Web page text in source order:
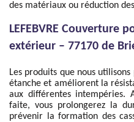
des matériaux ou réduction
LEFEBVRE Couverture
extérieur – 77170 de
Les produits que nous
étanche et améliorent la
aux différentes intempéries.
faite, vous prolongerez la
prévenir la formation des